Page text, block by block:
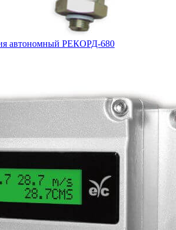
автономный РЕКОРД-680